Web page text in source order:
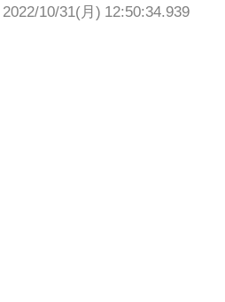
2022/10/31(月) 12:50:34.939